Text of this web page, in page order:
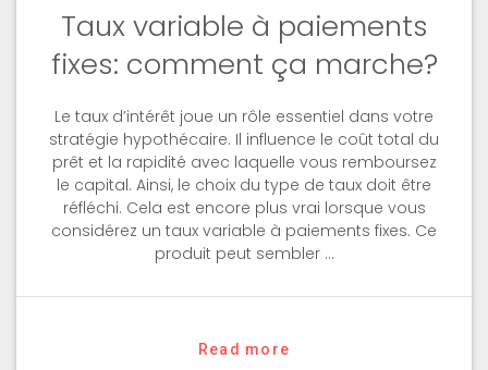
Taux variable à paiements
fixes: comment ça marche?
Le taux d’intérêt joue un rôle essentiel dans votre
stratégie hypothécaire. Il influence le coût total du
prêt et la rapidité avec laquelle vous remboursez
le capital. Ainsi, le choix du type de taux doit être
réfléchi. Cela est encore plus vrai lorsque vous
considérez un taux variable à paiements fixes. Ce
produit peut sembler …
Read more